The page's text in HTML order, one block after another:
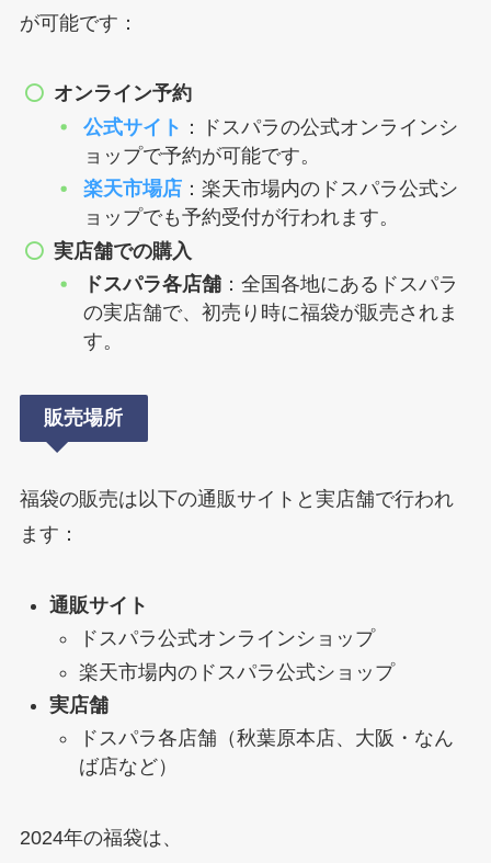
が可能です：
オンライン予約
公式サイト ：ドスパラの公式オンラインシ
ョップで予約が可能です。
楽天市場店 ：楽天市場内のドスパラ公式シ
ョップでも予約受付が行われます。
実店舗での購入
ドスパラ各店舗 ：全国各地にあるドスパラ
の実店舗で、初売り時に福袋が販売されま
す。
販売場所
福袋の販売は以下の通販サイトと実店舗で行われ
ます：
通販サイト
ドスパラ公式オンラインショップ
楽天市場内のドスパラ公式ショップ
実店舗
ドスパラ各店舗（秋葉原本店、大阪・なん
ば店など）
2024年の福袋は、